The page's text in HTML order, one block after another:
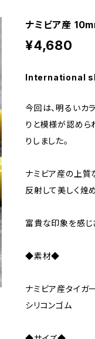
ナミビア産
¥4,680
International
今回は、明るいカ
りと模様が認めら
りしました。
ナミビア産の上質
反射して美しく煌
富貴な印象を感じ
◆素材◆
ナミビア産タイガ
シリコンゴム